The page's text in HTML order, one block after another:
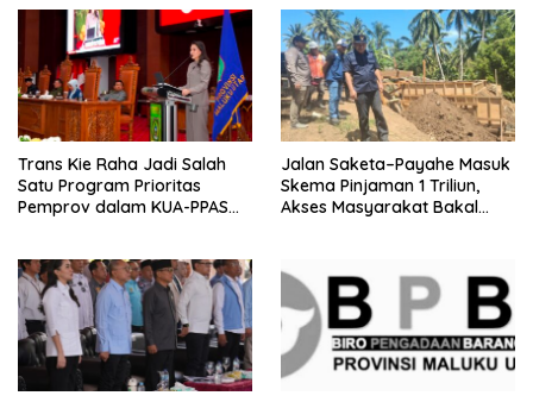
Trans Kie Raha Jadi Salah
Satu Program Prioritas
Pemprov dalam KUA-PPAS
Jalan Saketa–Payahe Masuk
Skema Pinjaman 1 Triliun,
Akses Masyarakat Bakal